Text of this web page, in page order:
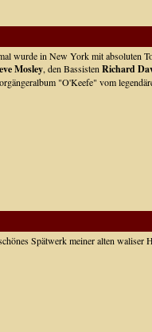
wurde in New York mit absoluten
Mosley, den Bassisten Richard
"O'Keefe" vom
Spätwerk meiner alten waliser